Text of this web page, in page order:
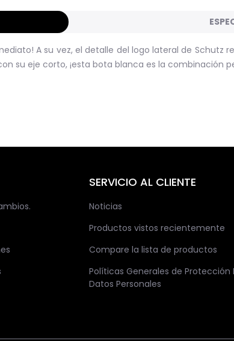
A su vez, el detalle del logo lateral de Schutz
su eje corto, ¡esta bota blanca es la combinación
SERVICIO AL CLIENTE
Noticias
Productos vistos recientemente
Compare la lista de productos
Políticas Generales de Protección
Datos Personales